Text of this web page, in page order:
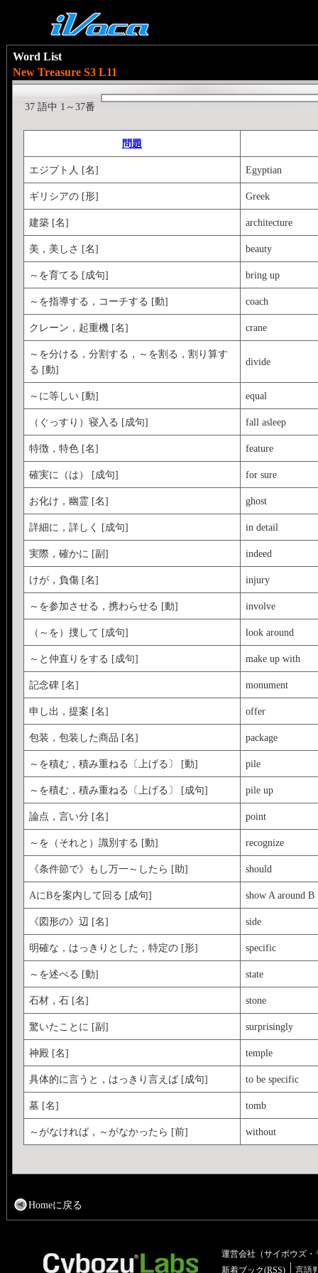
Word List
New Treasure S3 L11
37 語中 1～37番
問題
エジプト人 [名] Egyptian
ギリシアの [形] Greek
建築 [名] architecture
美，美しさ [名] beauty
～を育てる [成句] bring up
～を指導する，コーチする [動] coach
クレーン，起重機 [名] crane
～を分ける，分割する，～を割る，割り算す
る [動]
divide
～に等しい [動] equal
（ぐっすり）寝入る [成句] fall asleep
特徴，特色 [名] feature
確実に（は） [成句] for sure
お化け，幽霊 [名] ghost
詳細に，詳しく [成句] in detail
実際，確かに [副] indeed
けが，負傷 [名] injury
～を参加させる，携わらせる [動] involve
（～を）捜して [成句] look around
～と仲直りをする [成句] make up with
記念碑 [名] monument
申し出，提案 [名] offer
包装，包装した商品 [名] package
～を積む，積み重ねる〔上げる〕 [動] pile
～を積む，積み重ねる〔上げる〕 [成句] pile up
論点，言い分 [名] point
～を（それと）識別する [動] recognize
《条件節で》もし万一～したら [助] should
AにBを案内して回る [成句] show A around B
《図形の》辺 [名] side
明確な，はっきりとした，特定の [形] specific
～を述べる [動] state
石材，石 [名] stone
驚いたことに [副] surprisingly
神殿 [名] temple
具体的に言うと，はっきり言えば [成句] to be specific
墓 [名] tomb
～がなければ，～がなかったら [前] without
Homeに戻る
運営会社（サイボウズ・
新着ブック(RSS)
言語